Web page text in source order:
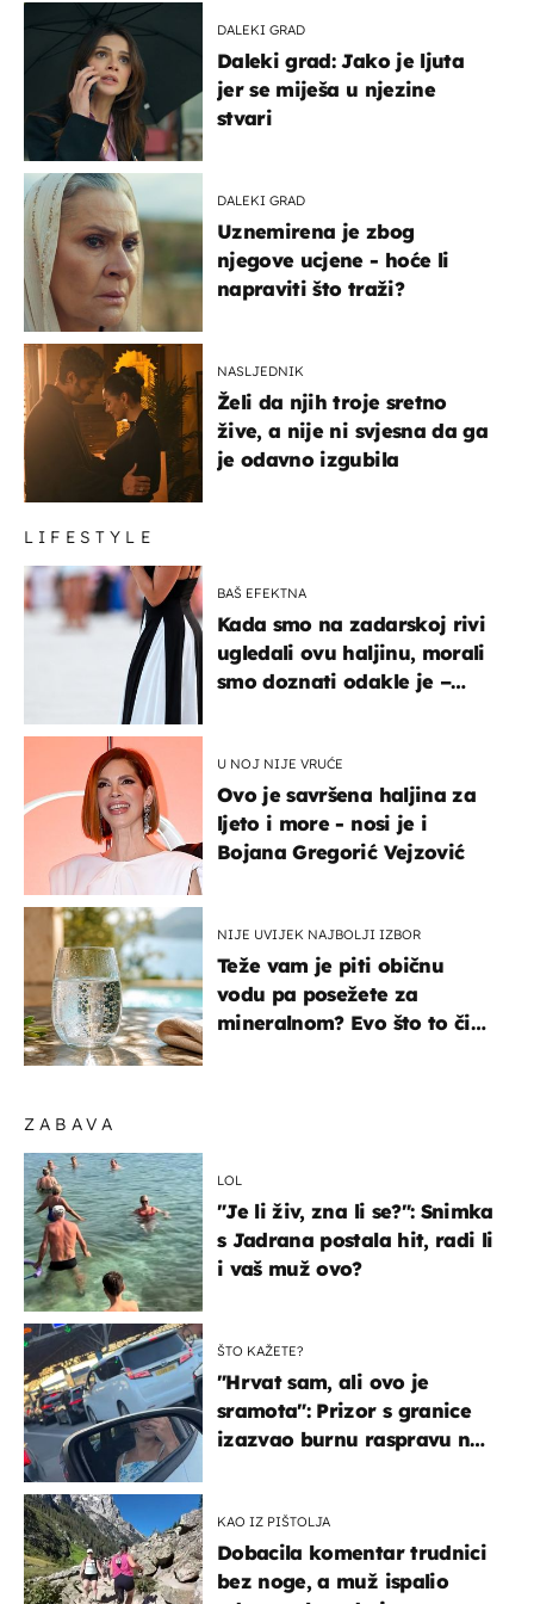
ZABAVA
LOL
"Je li živ, zna li se?": Snimka
s Jadrana postala hit, radi li
i vaš muž ovo?
ŠTO KAŽETE?
"Hrvat sam, ali ovo je
sramota": Prizor s granice
izazvao burnu raspravu na
KAO IZ PIŠTOLJA
Dobacila komentar trudnici
bez noge, a muž ispalio
DALEKI GRAD
Daleki grad: Jako je ljuta
jer se miješa u njezine
stvari
DALEKI GRAD
Uznemirena je zbog
njegove ucjene - hoće li
napraviti što traži?
NASLJEDNIK
Želi da njih troje sretno
žive, a nije ni svjesna da ga
je odavno izgubila
LIFESTYLE
BAŠ EFEKTNA
Kada smo na zadarskoj rivi
ugledali ovu haljinu, morali
smo doznati odakle je –
U NOJ NIJE VRUĆE
Ovo je savršena haljina za
ljeto i more - nosi je i
Bojana Gregorić Vejzović
NIJE UVIJEK NAJBOLJI IZBOR
Teže vam je piti običnu
vodu pa posežete za
mineralnom? Evo što to čini